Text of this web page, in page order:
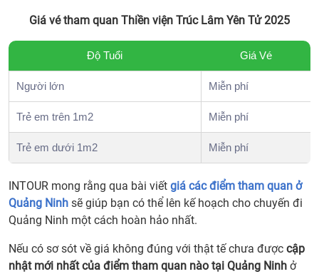
Giá vé tham quan Thiền viện Trúc Lâm Yên Tử 2025
Độ Tuổi Giá Vé
Người lớn Miễn phí
Trẻ em trên 1m2 Miễn phí
Trẻ em dưới 1m2 Miễn phí
INTOUR mong rằng qua bài viết giá các điểm tham quan ở
Quảng Ninh sẽ giúp bạn có thể lên kế hoạch cho chuyến đi
Quảng Ninh một cách hoàn hảo nhất.
Nếu có sơ sót về giá không đúng với thật tế chưa được cập
nhật mới nhất của điểm tham quan nào tại Quảng Ninh ở